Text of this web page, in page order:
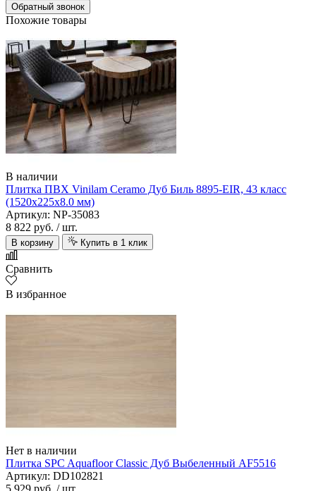
Обратный звонок
Похожие товары
В наличии
Плитка ПВХ Vinilam Ceramo Дуб Биль 8895-EIR, 43 класс
(1520х225х8.0 мм)
Артикул: NP-35083
8 822 руб. / шт.
В корзину Купить в 1 клик
Сравнить
В избранное
Нет в наличии
Плитка SPC Aquafloor Classic Дуб Выбеленный AF5516
Артикул: DD102821
5 929 руб. / шт.